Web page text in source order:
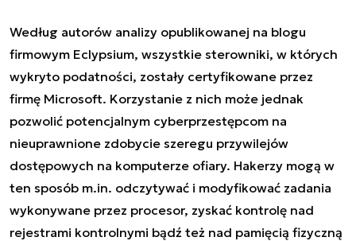
Według autorów analizy opublikowanej na blogu
firmowym Eclypsium, wszystkie sterowniki, w których
wykryto podatności, zostały certyfikowane przez
firmę Microsoft. Korzystanie z nich może jednak
pozwolić potencjalnym cyberprzestępcom na
nieuprawnione zdobycie szeregu przywilejów
dostępowych na komputerze ofiary. Hakerzy mogą w
ten sposób m.in. odczytywać i modyfikować zadania
wykonywane przez procesor, zyskać kontrolę nad
rejestrami kontrolnymi bądź też nad pamięcią fizyczną